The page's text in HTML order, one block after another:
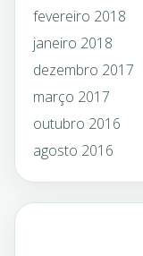
fevereiro 2018
janeiro 2018
dezembro 2017
março 2017
outubro 2016
agosto 2016